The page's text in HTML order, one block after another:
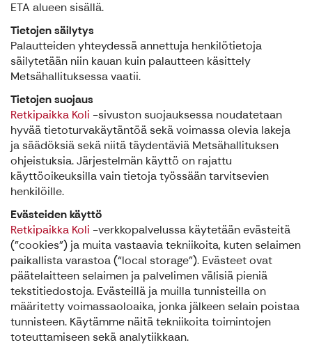
ETA alueen sisällä.
Tietojen säilytys
Palautteiden yhteydessä annettuja henkilötietoja
säilytetään niin kauan kuin palautteen käsittely
Metsähallituksessa vaatii.
Tietojen suojaus
Retkipaikka Koli -sivuston suojauksessa noudatetaan
hyvää tietoturvakäytäntöä sekä voimassa olevia lakeja
ja säädöksiä sekä niitä täydentäviä Metsähallituksen
ohjeistuksia. Järjestelmän käyttö on rajattu
käyttöoikeuksilla vain tietoja työssään tarvitsevien
henkilöille.
Evästeiden käyttö
Retkipaikka Koli -verkkopalvelussa käytetään evästeitä
(”cookies”) ja muita vastaavia tekniikoita, kuten selaimen
paikallista varastoa (“local storage”). Evästeet ovat
päätelaitteen selaimen ja palvelimen välisiä pieniä
tekstitiedostoja. Evästeillä ja muilla tunnisteilla on
määritetty voimassaoloaika, jonka jälkeen selain poistaa
tunnisteen. Käytämme näitä tekniikoita toimintojen
toteuttamiseen sekä analytiikkaan.